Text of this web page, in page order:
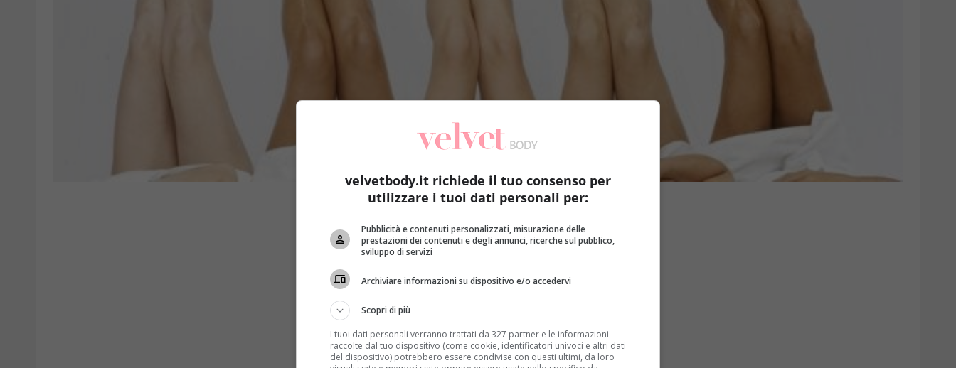
velvetbody.it richiede il tuo consenso per
utilizzare i tuoi dati personali per:
Pubblicità e contenuti personalizzati, misurazione delle
prestazioni dei contenuti e degli annunci, ricerche sul pubblico,
sviluppo di servizi
Archiviare informazioni su dispositivo e/o accedervi
Scopri di più
I tuoi dati personali verranno trattati da 327 partner e le informazioni
raccolte dal tuo dispositivo (come cookie, identificatori univoci e altri dati
del dispositivo) potrebbero essere condivise con questi ultimi, da loro